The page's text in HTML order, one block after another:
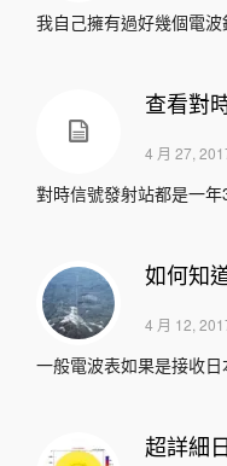
我自己擁有過好幾個電
查看對
4 月 27,
對時信號發射站都是一
如何知
4 月 12,
一般電波表如果是接收
超詳細